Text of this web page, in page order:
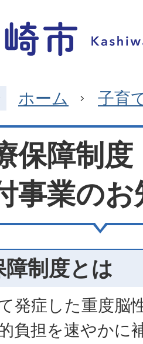
ホーム 子育
保障制
事業の
制度とは
発症した重度脳
負担を速やかに